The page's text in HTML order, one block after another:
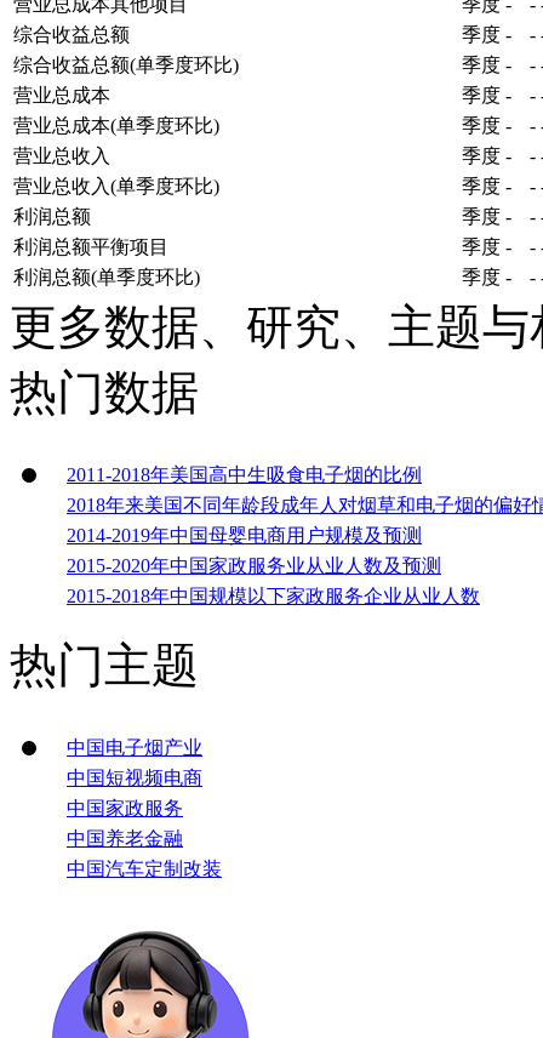
营业总成本其他项目
季度 - -
综合收益总额
季度 - -
综合收益总额(单季度环比)
季度 - -
营业总成本
季度 - -
营业总成本(单季度环比)
季度 - -
营业总收入
季度 - -
营业总收入(单季度环比)
季度 - -
利润总额
季度 - -
利润总额平衡项目
季度 - -
利润总额(单季度环比)
季度 - -
更多数据、研究、主题
热门数据
2011-2018年美国高中生吸食电子烟的比例
2018年来美国不同年龄段成年人对烟草和电子烟的偏好
2014-2019年中国母婴电商用户规模及预测
2015-2020年中国家政服务业从业人数及预测
2015-2018年中国规模以下家政服务企业从业人数
热门主题
中国电子烟产业
中国短视频电商
中国家政服务
中国养老金融
中国汽车定制改装